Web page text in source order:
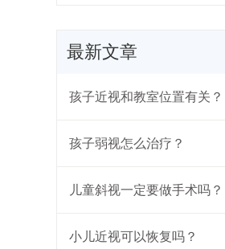
最新文章
孩子近视和教室位置有关？
孩子弱视怎么治疗？
儿童斜视一定要做手术吗？
小儿近视可以恢复吗？